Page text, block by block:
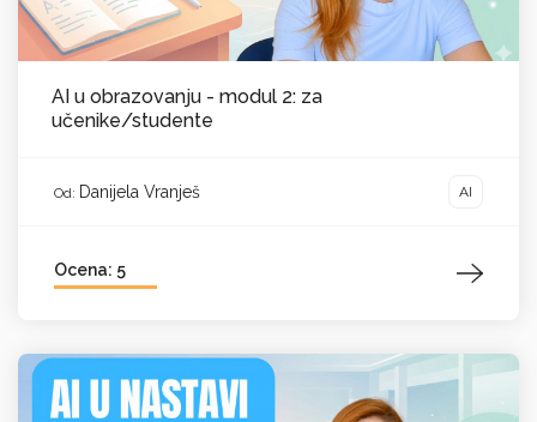
AI u obrazovanju - modul 2: za
učenike/studente
Od: Danijela Vranješ AI
Ocena: 5